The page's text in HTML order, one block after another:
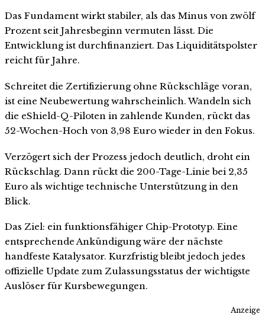
Das Fundament wirkt stabiler, als das Minus von zwölf
Prozent seit Jahresbeginn vermuten lässt. Die
Entwicklung ist durchfinanziert. Das Liquiditätspolster
reicht für Jahre.
Schreitet die Zertifizierung ohne Rückschläge voran,
ist eine Neubewertung wahrscheinlich. Wandeln sich
die eShield-Q-Piloten in zahlende Kunden, rückt das
52-Wochen-Hoch von 3,98 Euro wieder in den Fokus.
Verzögert sich der Prozess jedoch deutlich, droht ein
Rückschlag. Dann rückt die 200-Tage-Linie bei 2,35
Euro als wichtige technische Unterstützung in den
Blick.
Das Ziel: ein funktionsfähiger Chip-Prototyp. Eine
entsprechende Ankündigung wäre der nächste
handfeste Katalysator. Kurzfristig bleibt jedoch jedes
offizielle Update zum Zulassungsstatus der wichtigste
Auslöser für Kursbewegungen.
Anzeige